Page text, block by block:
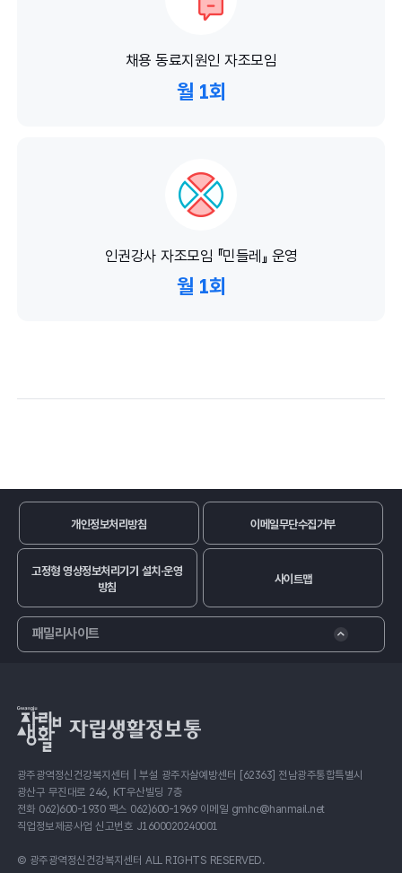
채용 동료지원인 자조모임
월 1회
인권강사 자조모임 『민들레』 운영
월 1회
개인정보처리방침 이메일무단수집거부
고정형 영상정보처리기기 설치·운영
방침
사이트맵
패밀리사이트
광주광역정신건강복지센터 | 부설 광주자살예방센터 [62363] 전남광주통합특별시
광산구 무진대로 246, KT우산빌딩 7층
전화 062)600-1930 팩스 062)600-1969 이메일 gmhc@hanmail.net
직업정보제공사업 신고번호 J1600020240001
© 광주광역정신건강복지센터 ALL RIGHTS RESERVED.